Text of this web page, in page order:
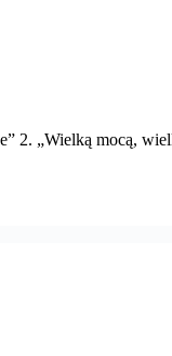
2. „Wielką mocą,